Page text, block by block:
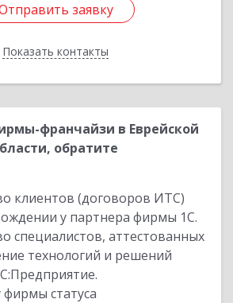
заявку
Показать контакты
заявку
Назад
франчайзи в Еврейской
обратите
клиентов (договоров ИТС)
у партнера фирмы 1С.
специалистов, аттестованных
технологий и решений
статуса